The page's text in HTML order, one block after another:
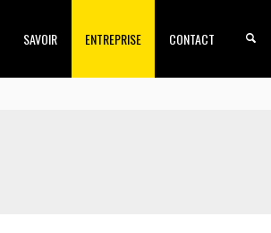
SAVOIR ENTREPRISE CONTACT